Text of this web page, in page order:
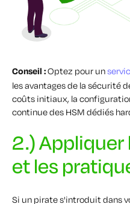
Conseil :Optez pour un
les avantages de la sécurité
coûts initiaux, la
continue des HSM dédiés
2.)
et les
Si un pirate s'introduit dans